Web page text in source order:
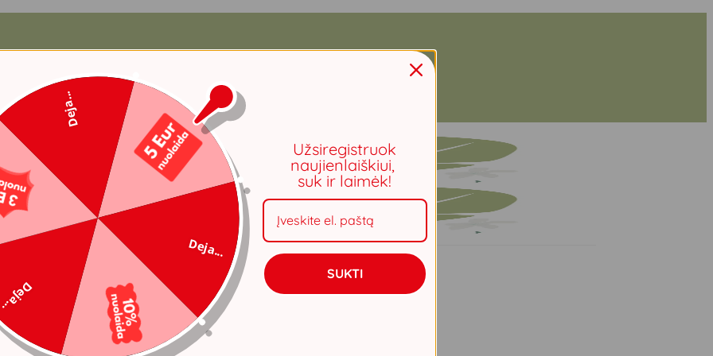
Deja...
Deja...
Deja...
Užsiregistruok
naujienlaiškiui,
suk ir laimėk!
SUKTI